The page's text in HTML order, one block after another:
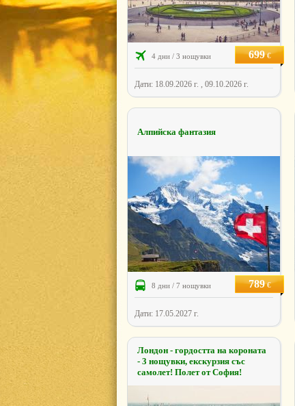
4 дни / 3 нощувки 699€
Дати: 18.09.2026 г. , 09.10.2026 г.
Алпийска фантазия
8 дни / 7 нощувки 789€
Дати: 17.05.2027 г.
Лондон - гордостта на короната
- 3 нощувки, екскурзия със
самолет! Полет от София!